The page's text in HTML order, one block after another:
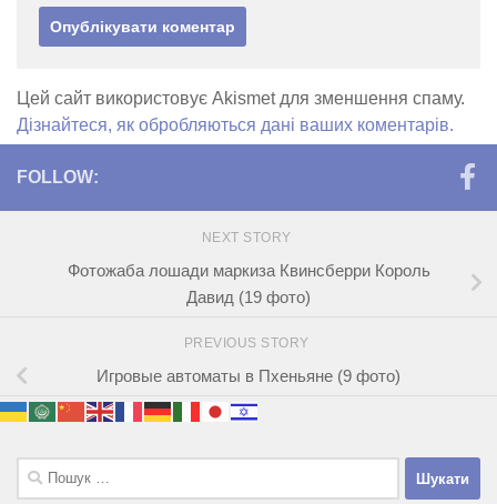
Цей сайт використовує Akismet для зменшення спаму.
Дізнайтеся, як обробляються дані ваших коментарів.
FOLLOW:
NEXT STORY
Фотожаба лошади маркиза Квинсберри Король
Давид (19 фото)
PREVIOUS STORY
Игровые автоматы в Пхеньяне (9 фото)
Пошук: